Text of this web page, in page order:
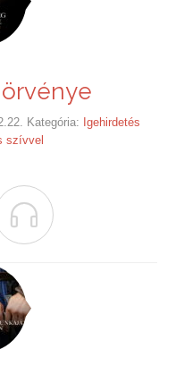
Kategória: Igehirdetés
szívvel
